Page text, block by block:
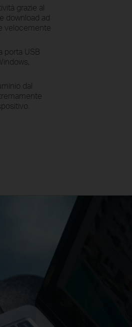
grazie al
download ad
velocemente
porta USB
dal